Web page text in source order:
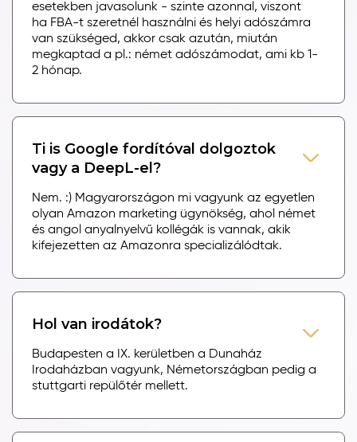
esetekben javasolunk - szinte azonnal, viszont
ha FBA-t szeretnél használni és helyi adószámra
van szükséged, akkor csak azután, miután
megkaptad a pl.: német adószámodat, ami kb 1-
2 hónap.
Ti is Google fordítóval dolgoztok
vagy a DeepL-el?
Nem. :) Magyarországon mi vagyunk az egyetlen
olyan Amazon marketing ügynökség, ahol német
és angol anyalnyelvű kollégák is vannak, akik
kifejezetten az Amazonra specializálódtak.
Hol van irodátok?
Budapesten a IX. kerületben a Dunaház
Irodaházban vagyunk, Németországban pedig a
stuttgarti repülőtér mellett.